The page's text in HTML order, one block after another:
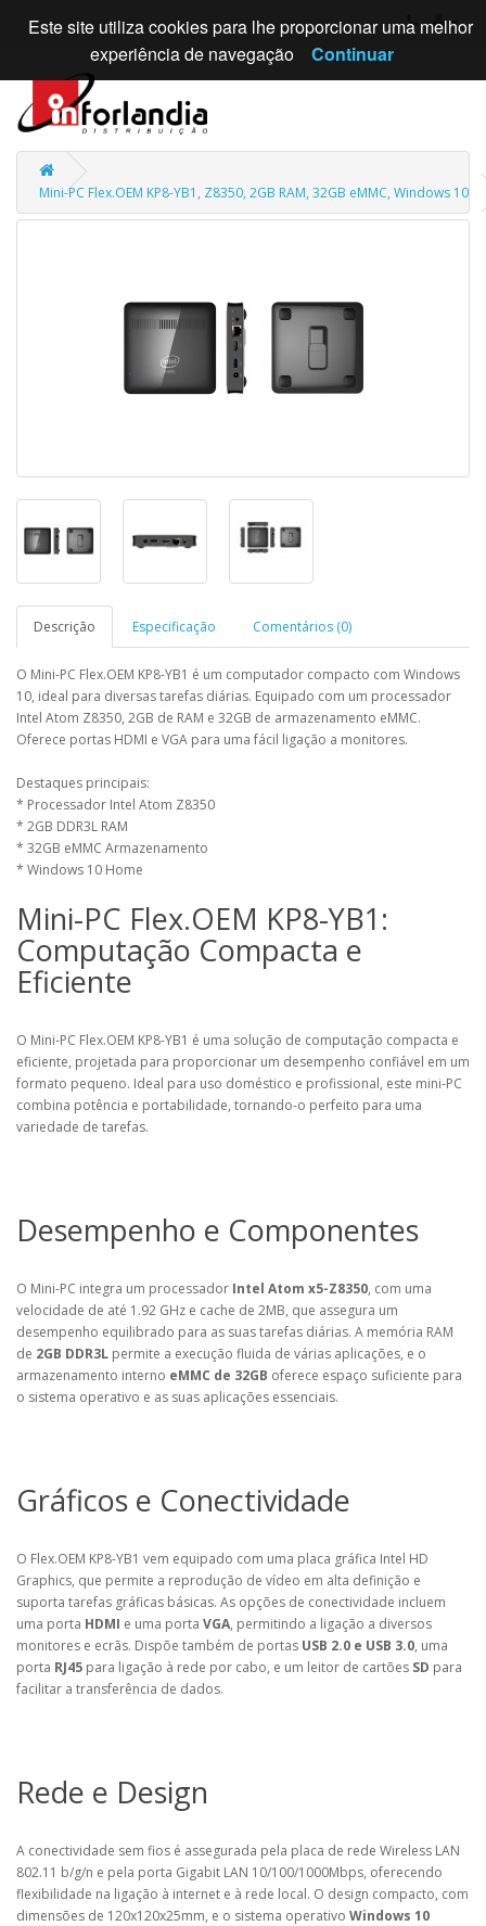
Mini-PC Flex.OEM KP8-YB1, Z8350, 2GB RAM, 32GB eMMC, Windows 10
Descrição Especificação Comentários (0)
O Mini-PC Flex.OEM KP8-YB1 é um computador compacto com Windows
10, ideal para diversas tarefas diárias. Equipado com um processador
Intel Atom Z8350, 2GB de RAM e 32GB de armazenamento eMMC.
Oferece portas HDMI e VGA para uma fácil ligação a monitores.
Destaques principais:
* Processador Intel Atom Z8350
* 2GB DDR3L RAM
* 32GB eMMC Armazenamento
* Windows 10 Home
Mini-PC Flex.OEM KP8-YB1:
Computação Compacta e
Eficiente
O Mini-PC Flex.OEM KP8-YB1 é uma solução de computação compacta e
eficiente, projetada para proporcionar um desempenho confiável em um
formato pequeno. Ideal para uso doméstico e profissional, este mini-PC
combina potência e portabilidade, tornando-o perfeito para uma
variedade de tarefas.
Desempenho e Componentes
O Mini-PC integra um processador Intel Atom x5-Z8350, com uma
velocidade de até 1.92 GHz e cache de 2MB, que assegura um
desempenho equilibrado para as suas tarefas diárias. A memória RAM
de 2GB DDR3L permite a execução fluida de várias aplicações, e o
armazenamento interno eMMC de 32GB oferece espaço suficiente para
o sistema operativo e as suas aplicações essenciais.
Gráficos e Conectividade
O Flex.OEM KP8-YB1 vem equipado com uma placa gráfica Intel HD
Graphics, que permite a reprodução de vídeo em alta definição e
suporta tarefas gráficas básicas. As opções de conectividade incluem
uma porta HDMI e uma porta VGA, permitindo a ligação a diversos
monitores e ecrãs. Dispõe também de portas USB 2.0 e USB 3.0, uma
porta RJ45 para ligação à rede por cabo, e um leitor de cartões SD para
facilitar a transferência de dados.
Rede e Design
A conectividade sem fios é assegurada pela placa de rede Wireless LAN
802.11 b/g/n e pela porta Gigabit LAN 10/100/1000Mbps, oferecendo
flexibilidade na ligação à internet e à rede local. O design compacto, com
dimensões de 120x120x25mm, e o sistema operativo Windows 10
Este site utiliza cookies para lhe proporcionar uma melhor
experiência de navegação
Continuar